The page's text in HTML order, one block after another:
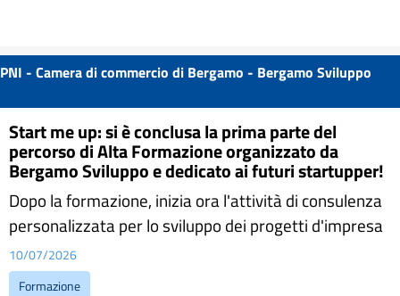
PNI - Camera di commercio di Bergamo - Bergamo Sviluppo
Start me up: si è conclusa la prima parte del
percorso di Alta Formazione organizzato da
Bergamo Sviluppo e dedicato ai futuri startupper!
Dopo la formazione, inizia ora l'attività di consulenza
personalizzata per lo sviluppo dei progetti d'impresa
10/07/2026
Formazione